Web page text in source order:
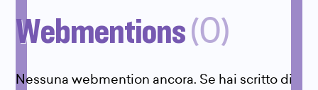
Webmentions(0)
Nessuna webmention ancora. Se hai scritto di